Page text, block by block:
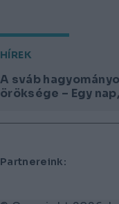
HÍREK
A sváb
öröksége – Egy
Lábléc
Partnereink: